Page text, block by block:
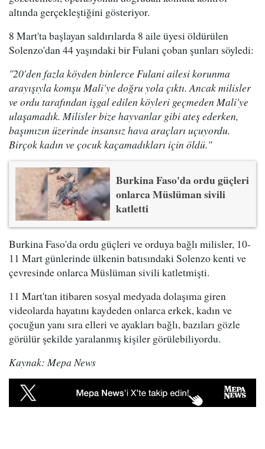
altında gerçekleştiğini gösteriyor.
8 Mart'ta başlayan saldırılarda 8 aile üyesi öldürülen
Solenzo'dan 44 yaşındaki bir Fulani çoban şunları söyledi:
"20'den fazla köyden binlerce Fulani ailesi korunma
arayışıyla komşu Mali'ye doğru yola çıktı. Ancak milisler
ve ordu tarafından işgal edilen köyleri geçmeden Mali'ye
ulaşamadık. Milisler bize hayvanlar gibi ateş ederken,
başımızın üzerinde insansız hava araçları uçuyordu.
Birçok kadın ve çocuk kaçamadıkları için öldü."
Burkina Faso'da ordu güçleri
onlarca Müslüman sivili
katletti
Burkina Faso'da ordu güçleri ve orduya bağlı milisler, 10-
11 Mart günlerinde ülkenin batısındaki Solenzo kenti ve
çevresinde onlarca Müslüman sivili katletmişti.
11 Mart'tan itibaren sosyal medyada dolaşıma giren
videolarda hayatını kaydeden onlarca erkek, kadın ve
çocuğun yanı sıra elleri ve ayakları bağlı, bazıları gözle
görülür şekilde yaralanmış kişiler görülebiliyordu.
Kaynak: Mepa News